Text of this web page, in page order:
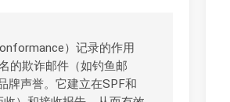
）记录的作用
的欺诈邮件（如钓鱼邮
牌声誉。它建立在SPF和